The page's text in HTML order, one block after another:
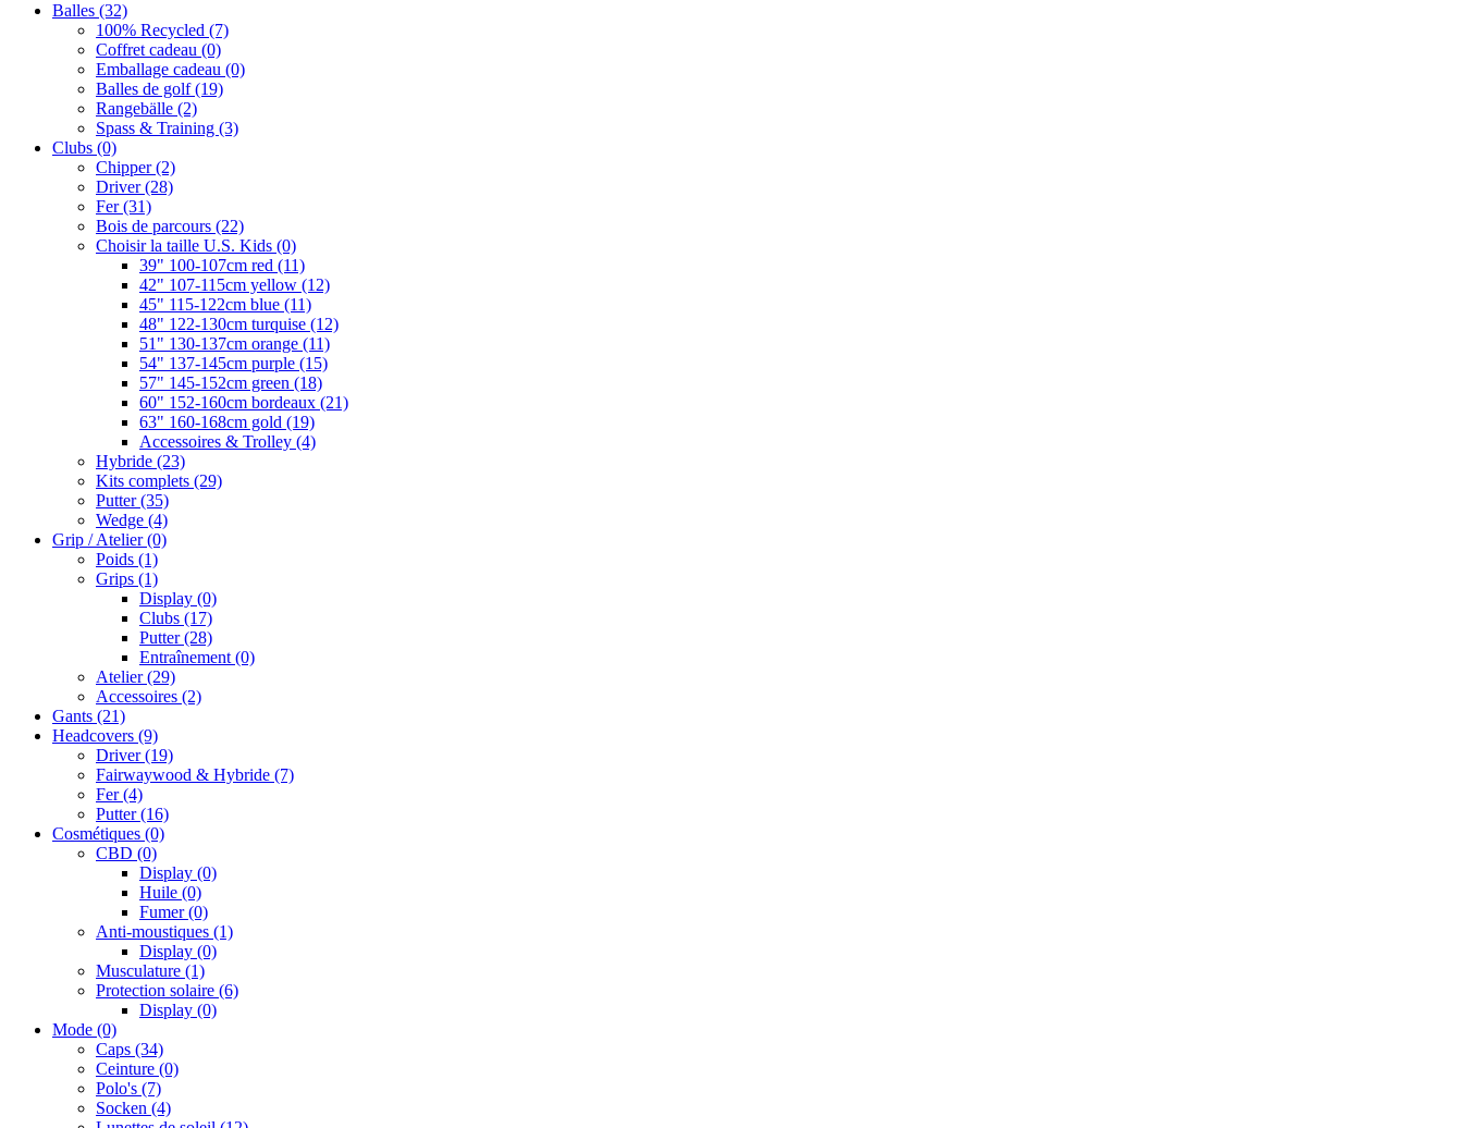
Balles (32)
100% Recycled (7)
Coffret cadeau (0)
Emballage cadeau (0)
Balles de golf(19)
Rangebälle (2)
Spass & Training (3)
Clubs (0)
Chipper(2)
Driver(28)
Fer(31)
Bois de parcours (22)
Choisir la taille U.S. Kids (0)
39" 100-107cm red (11)
42" 107-115cm yellow (12)
45" 115-122cm blue (11)
48" 122-130cm turquise (12)
51" 130-137cm orange (11)
54" 137-145cm purple (15)
57" 145-152cm green (18)
60" 152-160cm bordeaux (21)
63" 160-168cm gold (19)
Accessoires & Trolley (4)
Hybride (23)
Kits complets (29)
Putter(35)
Wedge (4)
Grip / Atelier(0)
Poids (1)
Grips (1)
Display (0)
Clubs (17)
Putter(28)
Entraînement (0)
Atelier(29)
Accessoires (2)
Gants (21)
Headcovers (9)
Driver(19)
Fairwaywood & Hybride (7)
Fer(4)
Putter(16)
Cosmétiques (0)
CBD (0)
Display (0)
Huile (0)
Fumer(0)
Anti-moustiques (1)
Display (0)
Musculature (1)
Protection solaire (6)
Display (0)
Mode (0)
Caps (34)
Ceinture (0)
Polo's (7)
Socken (4)